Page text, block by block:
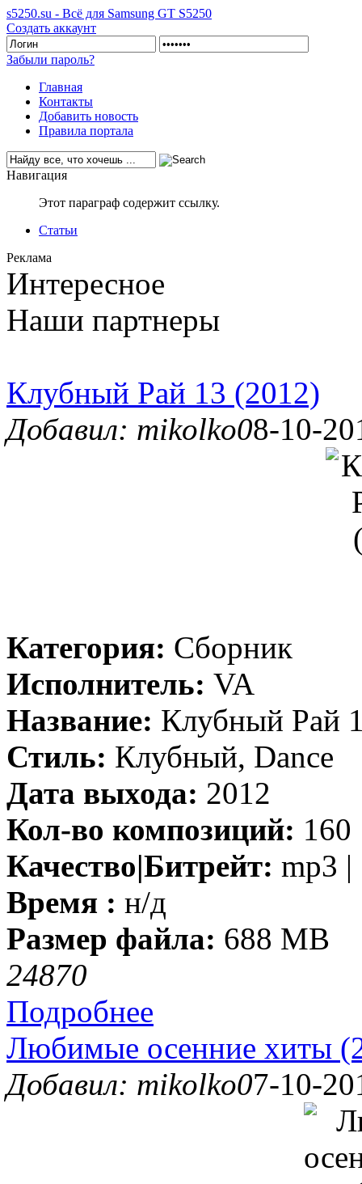
s5250.su - Всё для Samsung GT S5250
Создать аккаунт
Забыли пароль?
Главная
Контакты
Добавить новость
Правила портала
Навигация
Этот параграф содержит ссылку.
Статьи
Реклама
Интересное
Наши партнеры
Клубный Рай 13 (2012)
Добавил: mikolko08-10-
Категория: Сборник
Исполнитель: VA
Название: Клубный Рай
Стиль: Клубный, Dance
Дата выхода: 2012
Кол-во композиций: 160
Качество|Битрейт: mp3 |
Время : н/д
Размер файла: 688 MB
24870
Подробнее
Любимые осенние хиты
Добавил: mikolko07-10-